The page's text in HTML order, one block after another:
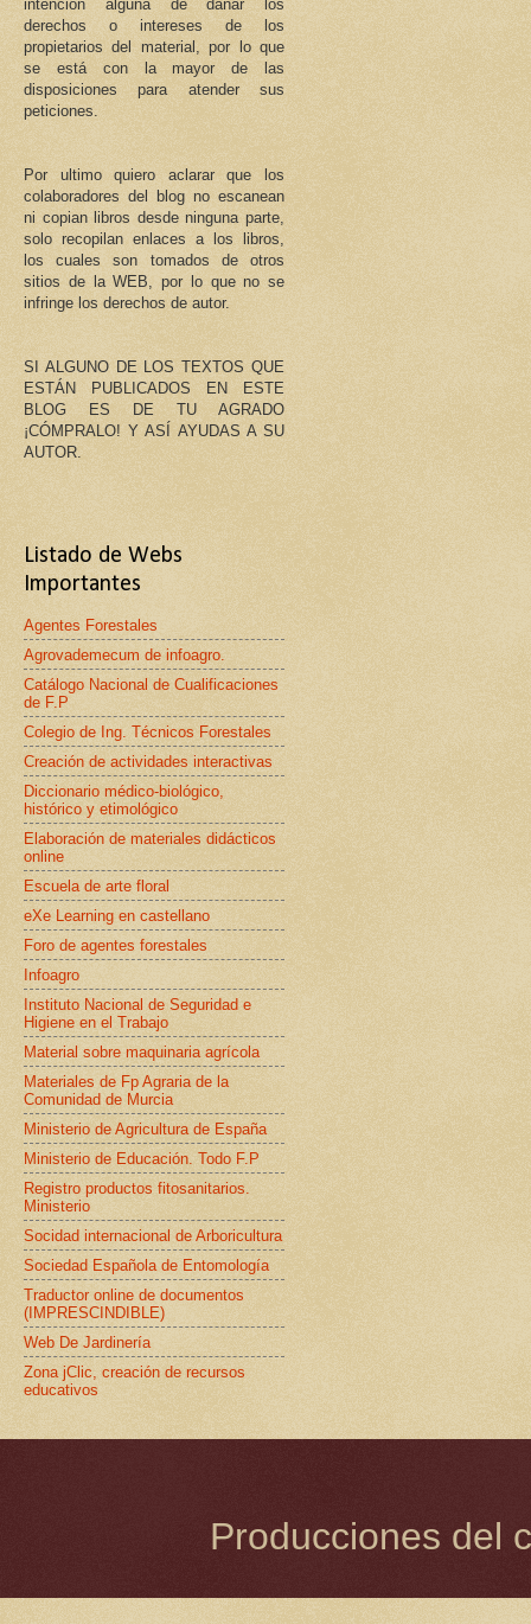
intención alguna de dañar los
derechos o intereses de los
propietarios del material, por lo que
se está con la mayor de las
disposiciones para atender sus
peticiones.
Por ultimo quiero aclarar que los
colaboradores del blog no escanean
ni copian libros desde ninguna parte,
solo recopilan enlaces a los libros,
los cuales son tomados de otros
sitios de la WEB, por lo que no se
infringe los derechos de autor.
SI ALGUNO DE LOS TEXTOS QUE
ESTÁN PUBLICADOS EN ESTE
BLOG ES DE TU AGRADO
¡CÓMPRALO! Y ASÍ AYUDAS A SU
AUTOR.
Listado de Webs
Importantes
Agentes Forestales
Agrovademecum de infoagro.
Catálogo Nacional de Cualificaciones
de F.P
Colegio de Ing. Técnicos Forestales
Creación de actividades interactivas
Diccionario médico-biológico,
histórico y etimológico
Elaboración de materiales didácticos
online
Escuela de arte floral
eXe Learning en castellano
Foro de agentes forestales
Infoagro
Instituto Nacional de Seguridad e
Higiene en el Trabajo
Material sobre maquinaria agrícola
Materiales de Fp Agraria de la
Comunidad de Murcia
Ministerio de Agricultura de España
Ministerio de Educación. Todo F.P
Registro productos fitosanitarios.
Ministerio
Socidad internacional de Arboricultura
Sociedad Española de Entomología
Traductor online de documentos
(IMPRESCINDIBLE)
Web De Jardinería
Zona jClic, creación de recursos
educativos
Producciones del